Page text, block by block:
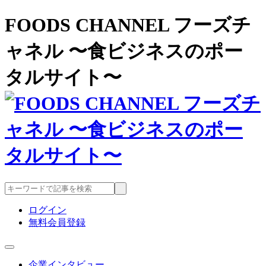
FOODS CHANNEL フーズチ
ャネル 〜食ビジネスのポー
タルサイト〜
ログイン
無料会員登録